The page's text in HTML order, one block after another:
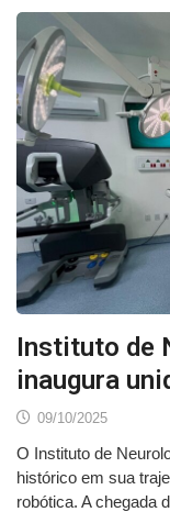
Instituto de
inaugura
09/10/2025
O Instituto de
histórico em sua
robótica. A chegada